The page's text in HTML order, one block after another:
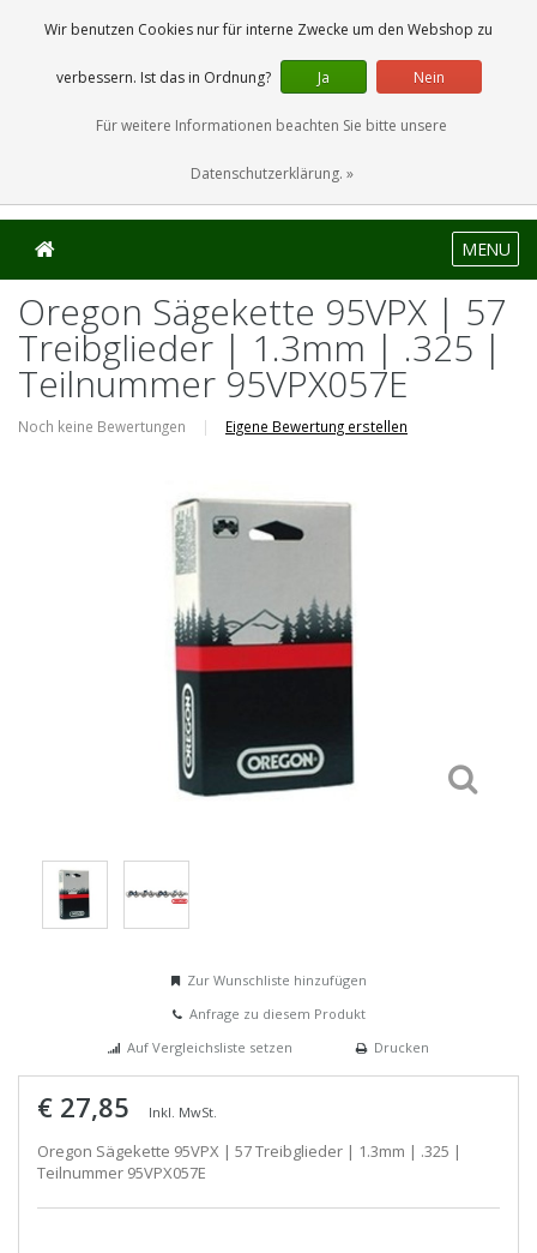
0 Artikel
MENU
Oregon Sägekette 95VPX | 57
Treibglieder | 1.3mm | .325 |
Teilnummer 95VPX057E
Noch keine Bewertungen | Eigene Bewertung erstellen
Zur Wunschliste hinzufügen
Anfrage zu diesem Produkt
Auf Vergleichsliste setzen
Drucken
€ 27,85 Inkl. MwSt.
Oregon Sägekette 95VPX | 57 Treibglieder | 1.3mm | .325 |
Teilnummer 95VPX057E
Wir benutzen Cookies nur für interne Zwecke um den Webshop zu
verbessern. Ist das in Ordnung? Ja Nein
Für weitere Informationen beachten Sie bitte unsere
Datenschutzerklärung. »